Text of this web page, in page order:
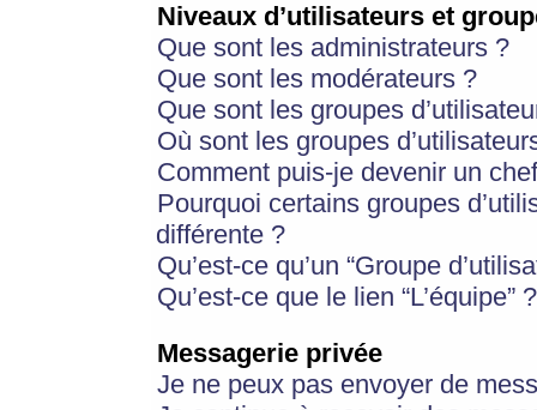
Niveaux d’utilisateurs et
Que sont les administrateurs ?
Que sont les modérateurs ?
Que sont les groupes
Où sont les groupes
Comment puis-je devenir un
Pourquoi certains groupes
différente ?
Qu’est-ce qu’un “Groupe
Qu’est-ce que le lien “L’équipe” ?
Messagerie privée
Je ne peux pas envoyer de